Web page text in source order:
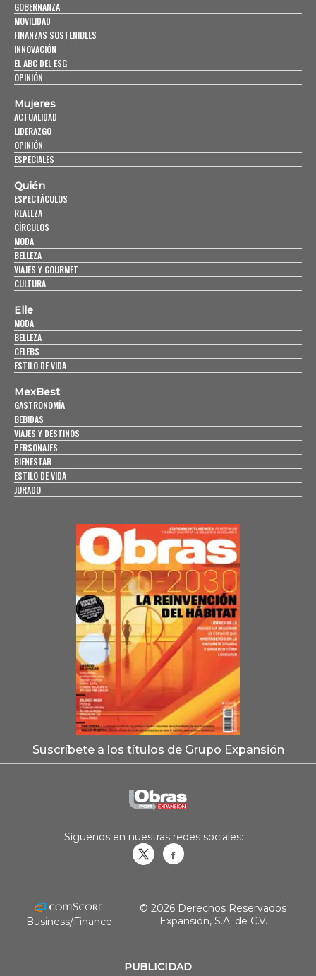
GOBERNANZA
MOVILIDAD
FINANZAS SOSTENIBLES
INNOVACIÓN
EL ABC DEL ESG
OPINIÓN
Mujeres
ACTUALIDAD
LIDERAZGO
OPINIÓN
ESPECIALES
Quién
ESPECTÁCULOS
REALEZA
CÍRCULOS
MODA
BELLEZA
VIAJES Y GOURMET
CULTURA
Elle
MODA
BELLEZA
CELEBS
ESTILO DE VIDA
MexBest
GASTRONOMÍA
BEBIDAS
VIAJES Y DESTINOS
PERSONAJES
BIENESTAR
ESTILO DE VIDA
JURADO
Suscríbete a los títulos de Grupo Expansión
PUBLICIDAD
Síguenos en nuestras redes sociales:
Business/Finance
© 2026 Derechos Reservados
Expansión, S.A. de C.V.